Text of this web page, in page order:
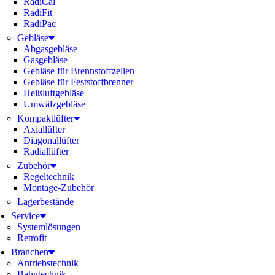
RadiFit
RadiPac
Gebläse
Abgasgebläse
Gasgebläse
Gebläse für Brennstoffzellen
Gebläse für Feststoffbrenner
Heißluftgebläse
Umwälzgebläse
Kompaktlüfter
Axiallüfter
Diagonallüfter
Radiallüfter
Zubehör
Regeltechnik
Montage-Zubehör
Lagerbestände
Service
Systemlösungen
Retrofit
Branchen
Antriebstechnik